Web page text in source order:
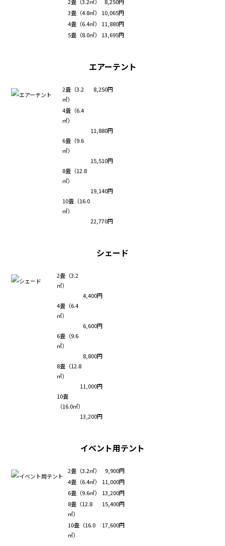
3畳（4.8㎡）
10,065円
4畳（6.4㎡）
11,880円
5畳（8.0㎡）
13,695円
エアーテント
2畳（3.2
㎡）
8,250円
4畳（6.4
㎡）
11,880円
6畳（9.6
㎡）
15,510円
8畳（12.8
㎡）
19,140円
10畳（16.0
㎡）
22,770円
シェード
2畳（3.2
㎡）
4,400円
4畳（6.4
㎡）
6,600円
6畳（9.6
㎡）
8,800円
8畳（12.8
㎡）
11,000円
10畳
（16.0㎡）
13,200円
イベント用テント
2畳（3.2㎡）
9,900円
4畳（6.4㎡）
11,000円
6畳（9.6㎡）
13,200円
8畳（12.8
㎡）
15,400円
10畳（16.0
㎡）
17,600円